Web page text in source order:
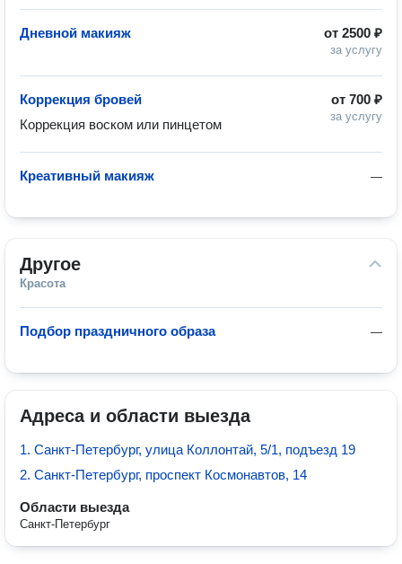
от 2500 ₽
за услугу
Дневной макияж
от 700 ₽
за услугу
Коррекция бровей
Коррекция воском или пинцетом
—
Креативный макияж
Другое
Красота
—
Подбор праздничного образа
Адреса и области выезда
1. Санкт-Петербург, улица Коллонтай, 5/1, подъезд 19
2. Санкт-Петербург, проспект Космонавтов, 14
Области выезда
Санкт-Петербург